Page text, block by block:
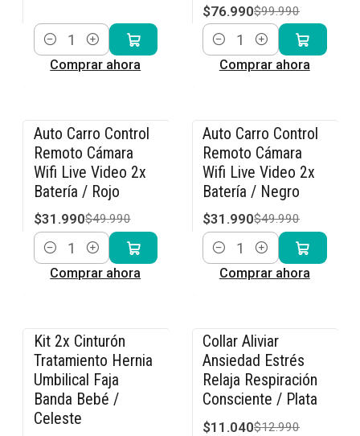
Cantidad
Comprar ahora
$76.990$99.990
Cantidad
Comprar ahora
-36% OFF
Auto Carro Control
Remoto Cámara
Wifi Live Video 2x
Batería / Rojo
$31.990$49.990
Cantidad
Comprar ahora
-36% OFF
Auto Carro Control
Remoto Cámara
Wifi Live Video 2x
Batería / Negro
$31.990$49.990
Cantidad
Comprar ahora
-15% OFF
Kit 2x Cinturón
Tratamiento Hernia
Umbilical Faja
Banda Bebé /
Celeste
-15% OFF
Collar Aliviar
Ansiedad Estrés
Relaja Respiración
Consciente / Plata
$11.040$12.990